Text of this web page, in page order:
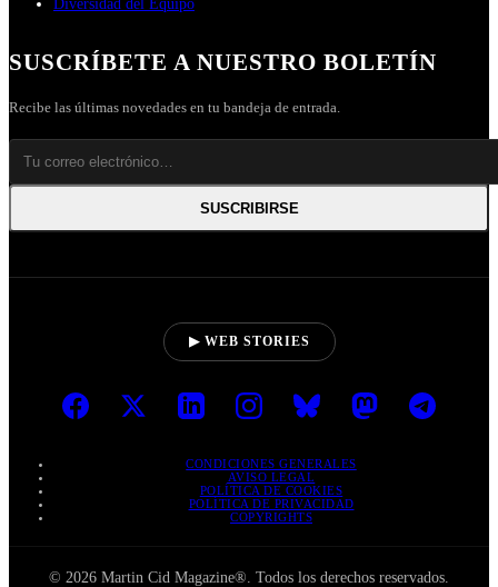
Diversidad del Equipo
SUSCRÍBETE A NUESTRO BOLETÍN
Recibe las últimas novedades en tu bandeja de entrada.
SUSCRIBIRSE
▶ WEB STORIES
CONDICIONES GENERALES
AVISO LEGAL
POLÍTICA DE COOKIES
POLÍTICA DE PRIVACIDAD
COPYRIGHTS
© 2026 Martin Cid Magazine®. Todos los derechos reservados.